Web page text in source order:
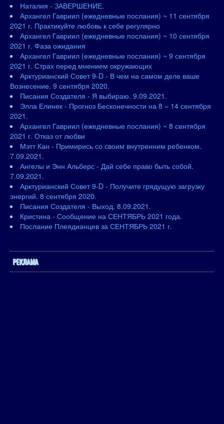
Наталия - ЗАВЕРШЕНИЕ.
Архангел Гавриил (ежедневные послания) ~ 11 сентября
2021 г. Практикуйте любовь к себе регулярно
Архангел Гавриил (ежедневные послания) ~ 10 сентября
2021 г. Фаза ожидания
Архангел Гавриил (ежедневные послания) ~ 9 сентября
2021 г. Страх перед мнением окружающих
Арктурианский Совет 9-D - В чем на самом деле ваше
Вознесение. 9 сентября 2020.
Писания Создателя - Я выбираю. 9.09.2021.
Элла Елинек - Прогноз Бесконечности на 8 – 14 сентября
2021.
Архангел Гавриил (ежедневные послания) ~ 8 сентября
2021 г. Отказ от любви
Мэтт Кан - Примирись со своим внутренним ребенком.
7.09.2021.
Ангелы и Энн Альберс - Дай себе право быть собой.
7.09.2021.
Арктурианский Совет 9-D - Получите грядущую загрузку
энергий. 8 сентября 2020.
Писания Создателя - Выход. 8.09.2021.
Кристина - Сообщение на СЕНТЯБРЬ 2021 года.
Послание Плеядианцев за СЕНТЯБРЬ 2021 г.
РЕКЛАМА